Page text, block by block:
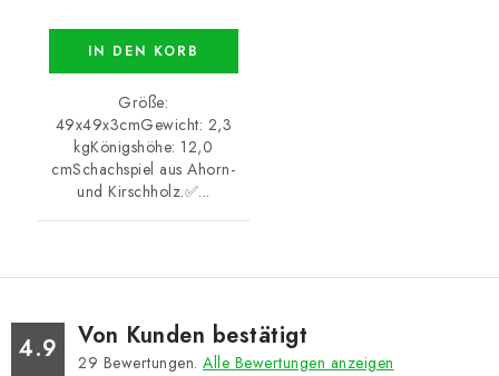
IN DEN KORB
Größe:
49x49x3cmGewicht: 2,3
kgKönigshöhe: 12,0
cmSchachspiel aus Ahorn-
und Kirschholz.✅...
4.9 Von Kunden bestätigt
29 Bewertungen. Alle Bewertungen anzeigen